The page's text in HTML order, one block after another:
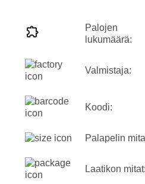
Palojen
lukumäärä:
Valmistaja:
Koodi:
Palapelin
Laatikon mitat: